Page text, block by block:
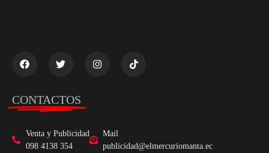
CONTACTOS
Venta y Publicidad
098 4138 354
Mail
publicidad@elmercuriomanta.ec